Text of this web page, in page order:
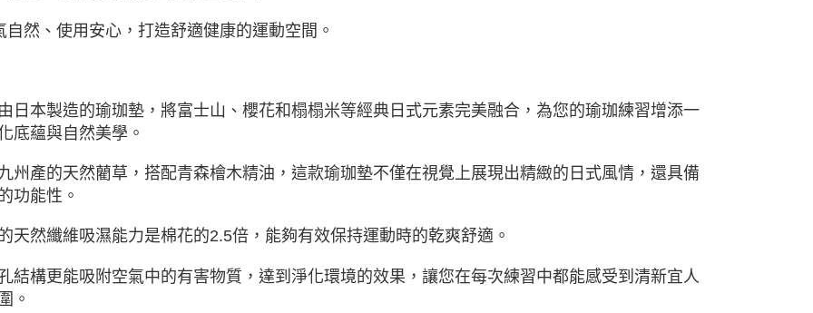
自然、使用安心，打造舒適健康的運動空間。
日本製造的瑜珈墊，將富士山、櫻花和榻榻米等經典日式元素完美融合，為您的瑜珈練習增添一
底蘊與自然美學。
州產的天然藺草，搭配青森檜木精油，這款瑜珈墊不僅在視覺上展現出精緻的日式風情，還具備
功能性。
天然纖維吸濕能力是棉花的2.5倍，能夠有效保持運動時的乾爽舒適。
結構更能吸附空氣中的有害物質，達到淨化環境的效果，讓您在每次練習中都能感受到清新宜人
。